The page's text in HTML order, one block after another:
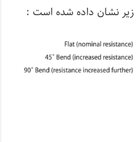
نشان داده شده است :